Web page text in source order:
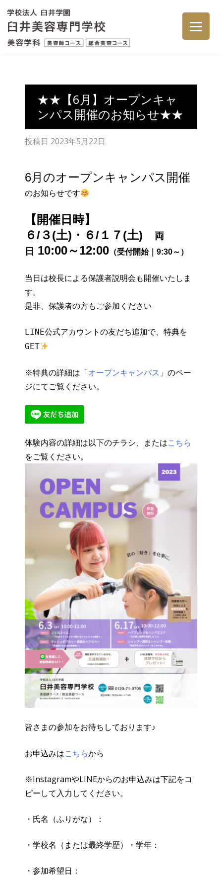
★★【6月】オープンキャ
ンパス開催のお知らせ★★
投稿日 2023年5月22日
6月のオープンキャンパス開催
のお知らせです
【開催日時】
６/３(土)・６/１７(土)
両
日 10:00～12:00 （受付開始｜9:30～）
当日は校長による保護者説明会も開催いたしま
す。
是非、保護者の方もご参加ください
LINE公式アカウントの友だち追加で、特典を
GET
※特典の詳細は「オープンキャンパス 」のペー
ジにてご覧ください。
体験内容の詳細は以下のチラシ、またはこちら
をご覧ください。
皆さまの参加をお待ちしております♪
お申込みはこちらから
※InstagramやLINEからのお申込みは下記をコ
ピーして入力してください。
・氏名（ふりがな）：
・学校名（または最終学歴）・学年：
・参加希望日：